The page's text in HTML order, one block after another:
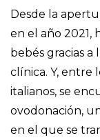
Desde la
en el año 2021,
bebés gracias a
clínica. Y, entre
italianos, se
ovodonación,
en el que se